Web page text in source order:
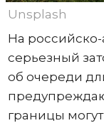
Unsplash
На российско-
серьезный
об очереди
границы